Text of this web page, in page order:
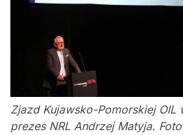
Zjazd Kujawsko-Pomorskiej OIL
prezes NRL Andrzej Matyja.